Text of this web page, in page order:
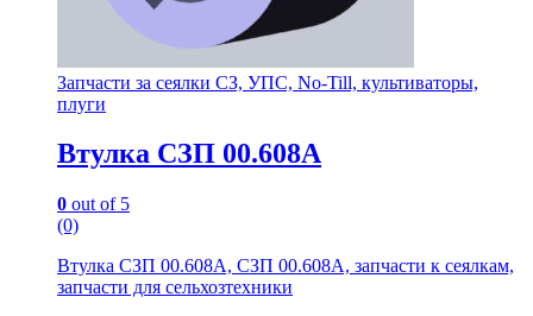
Запчасти за сеялки СЗ, УПС, No-Till, культиваторы,
плуги
Втулка СЗП 00.608А
0 out of 5
(0)
Втулка СЗП 00.608А, СЗП 00.608А, запчасти к сеялкам,
запчасти для сельхозтехники